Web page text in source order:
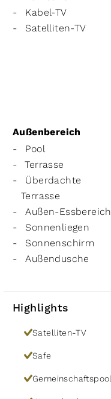
Kabel-TV
Satelliten-TV
Außenbereich
Pool
Terrasse
Überdachte
Terrasse
Außen-Essbereich
Sonnenliegen
Sonnenschirm
Außendusche
Highlights
Satelliten-TV
Safe
Gemeinschaftspool